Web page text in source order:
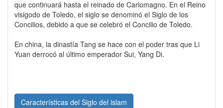
que continuará hasta el reinado de Carlomagno. En el Reino
visigodo de Toledo, el siglo se denominó el Siglo de los
Concilios, debido a que se celebró el Concilio de Toledo.
En china, la dinastía Tang se hace con el poder tras que Li
Yuan derrocó al último emperador Sui, Yang Di.
Características del Siglo del islam